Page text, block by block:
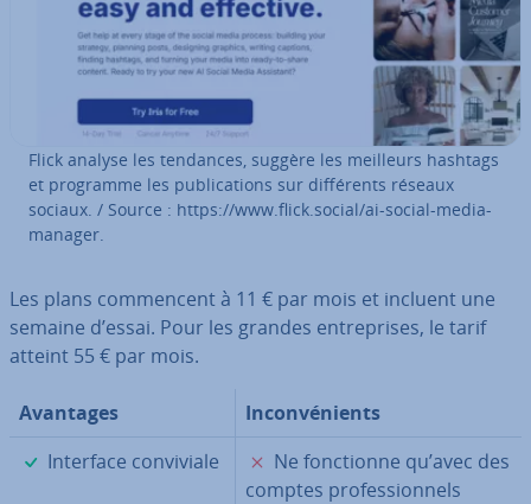
Flick analyse les tendances, suggère les meilleurs hashtags
et programme les pu­bli­ca­tions sur dif­fé­rents réseaux
sociaux. / Source : https://www.flick.social/ai-social-media-
manager.
Les plans com­men­cent à 11 € par mois et incluent une
semaine d’essai. Pour les grandes en­tre­prises, le tarif
atteint 55 € par mois.
Avantages
In­con­vé­nients
✓
Interface con­vi­viale ✗
Ne fonc­tionne qu’avec des
comptes pro­fes­sion­nels